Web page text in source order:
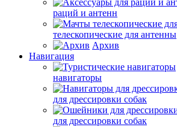
раций и антенн
телескопические для антенны
Архив
Навигация
навигаторы
для дрессировки собак
для дрессировки собак